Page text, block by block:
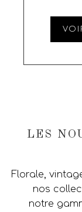
LES
Florale,
nos
notre